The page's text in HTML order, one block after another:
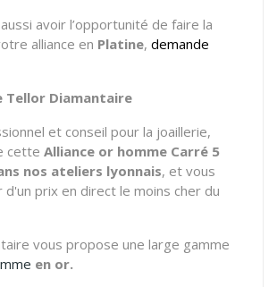
avoir l’opportunité de faire la
alliance en Platine, demande
Tellor Diamantaire
et conseil pour la joaillerie,
cette Alliance or homme Carré 5
nos ateliers lyonnais, et vous
prix en direct le moins cher du
vous propose une large gamme
en or.